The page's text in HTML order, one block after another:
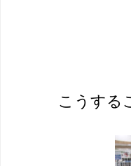
こうする